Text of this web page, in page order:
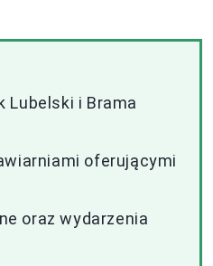
Lubelski i Brama
oferującymi
oraz wydarzenia